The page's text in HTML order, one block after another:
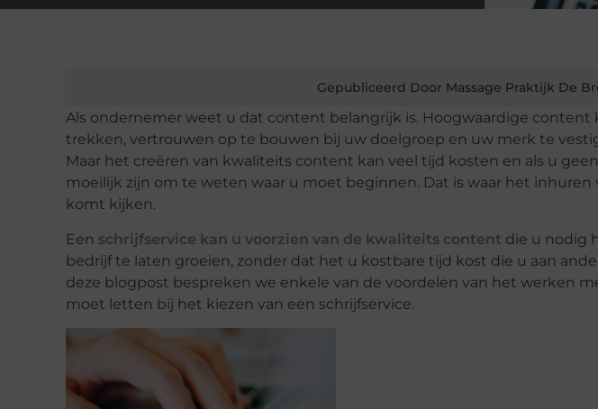
Gepubliceerd Door Massage Praktijk De
Als ondernemer weet u dat content belangrijk is. Hoogwaardige
trekken, vertrouwen op te bouwen bij uw doelgroep en uw merk te
Maar het creëren van kwaliteits content kan veel tijd kosten en als u
moeilijk zijn om te weten waar u moet beginnen. Dat is waar het inhuren
komt kijken.
Een schrijfservice kan u voorzien van de kwaliteits content die u nodig
bedrijf te laten groeien, zonder dat het u kostbare tijd kost die u aan
deze blogpost bespreken we enkele van de voordelen van het werken
moet letten bij het kiezen van een schrijfservice.